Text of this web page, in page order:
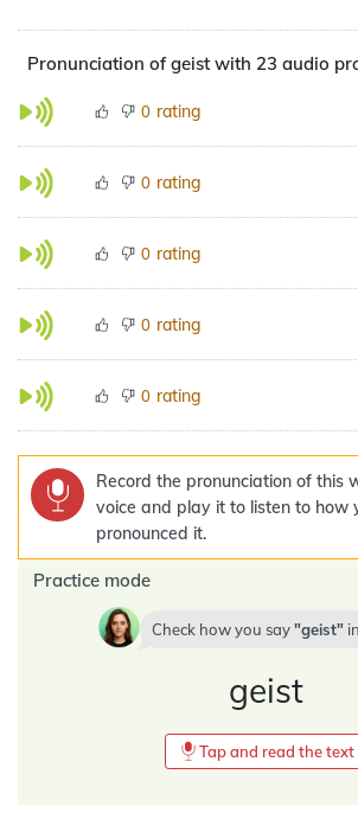
Pronunciation of geist with 23 audio
0 rating
0 rating
0 rating
0 rating
0 rating
Record the pronunciation of this
voice and play it to listen to how
pronounced it.
Practice mode
Check how you say geist in
geist
Tap and read the text